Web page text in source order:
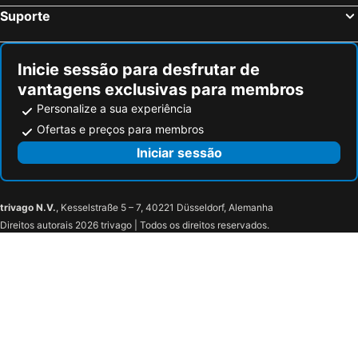
Pommiers, bed and breakfasts
Sathonay-Camp, bed and breakfasts
Jarnosse, bed and breakfasts
Suporte
Inicie sessão para desfrutar de
vantagens exclusivas para membros
Personalize a sua experiência
Ofertas e preços para membros
Iniciar sessão
trivago N.V., Kesselstraße 5 – 7, 40221 Düsseldorf, Alemanha
Direitos autorais 2026 trivago | Todos os direitos reservados.